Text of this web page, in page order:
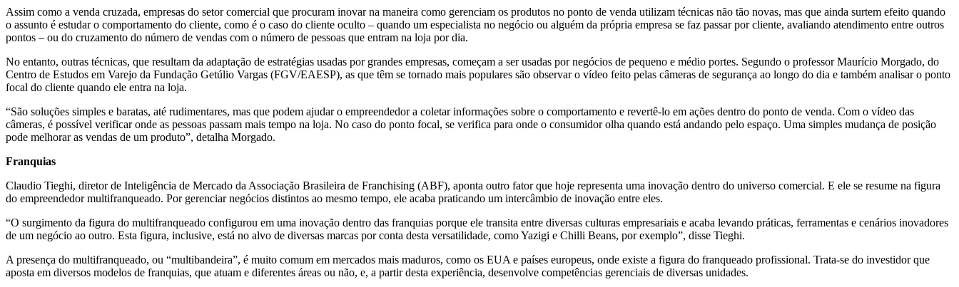
Assim como a venda cruzada, empresas do setor comercial que procuram inovar na maneira como gerenciam os produtos no ponto de venda utilizam técnicas não tão novas, mas que ainda surtem efeito quando
o assunto é estudar o comportamento do cliente, como é o caso do cliente oculto – quando um especialista no negócio ou alguém da própria empresa se faz passar por cliente, avaliando atendimento entre outros
pontos – ou do cruzamento do número de vendas com o número de pessoas que entram na loja por dia.
No entanto, outras técnicas, que resultam da adaptação de estratégias usadas por grandes empresas, começam a ser usadas por negócios de pequeno e médio portes. Segundo o professor Maurício Morgado, do
Centro de Estudos em Varejo da Fundação Getúlio Vargas (FGV/EAESP), as que têm se tornado mais populares são observar o vídeo feito pelas câmeras de segurança ao longo do dia e também analisar o ponto
focal do cliente quando ele entra na loja.
“São soluções simples e baratas, até rudimentares, mas que podem ajudar o empreendedor a coletar informações sobre o comportamento e revertê-lo em ações dentro do ponto de venda. Com o vídeo das
câmeras, é possível verificar onde as pessoas passam mais tempo na loja. No caso do ponto focal, se verifica para onde o consumidor olha quando está andando pelo espaço. Uma simples mudança de posição
pode melhorar as vendas de um produto”, detalha Morgado.
Franquias
Claudio Tieghi, diretor de Inteligência de Mercado da Associação Brasileira de Franchising (ABF), aponta outro fator que hoje representa uma inovação dentro do universo comercial. E ele se resume na figura
do empreendedor multifranqueado. Por gerenciar negócios distintos ao mesmo tempo, ele acaba praticando um intercâmbio de inovação entre eles.
“O surgimento da figura do multifranqueado configurou em uma inovação dentro das franquias porque ele transita entre diversas culturas empresariais e acaba levando práticas, ferramentas e cenários inovadores
de um negócio ao outro. Esta figura, inclusive, está no alvo de diversas marcas por conta desta versatilidade, como Yazigi e Chilli Beans, por exemplo”, disse Tieghi.
A presença do multifranqueado, ou “multibandeira”, é muito comum em mercados mais maduros, como os EUA e países europeus, onde existe a figura do franqueado profissional. Trata-se do investidor que
aposta em diversos modelos de franquias, que atuam e diferentes áreas ou não, e, a partir desta experiência, desenvolve competências gerenciais de diversas unidades.